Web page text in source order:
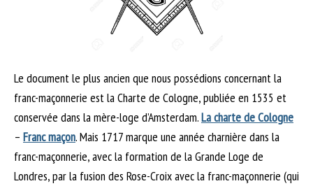
Le document le plus ancien que nous possédions concernant la
franc-maçonnerie est la Charte de Cologne, publiée en 1535 et
conservée dans la mère-loge d’Amsterdam.La charte de Cologne
– Franc maçon. Mais 1717 marque une année charnière dans la
franc-maçonnerie, avec la formation de la Grande Loge de
Londres, par la fusion des Rose-Croix avec la franc-maçonnerie (qui